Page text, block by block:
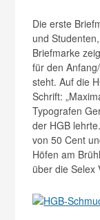
Die erste
und
Briefmarke
für den
steht. Auf die
Schrift:
Typografen
der HGB
von 50 Cent
Höfen am
über die Selex